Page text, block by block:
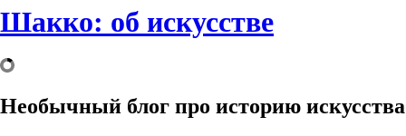
Шакко: об искусстве
Необычный блог про историю искусства